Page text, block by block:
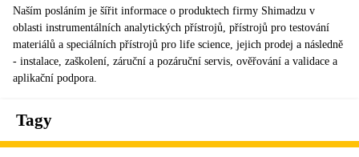
Naším posláním je šířit informace o produktech firmy Shimadzu v
oblasti instrumentálních analytických přístrojů, přístrojů pro testování
materiálů a speciálních přístrojů pro life science, jejich prodej a následně
- instalace, zaškolení, záruční a pozáruční servis, ověřování a validace a
aplikační podpora.
Tagy